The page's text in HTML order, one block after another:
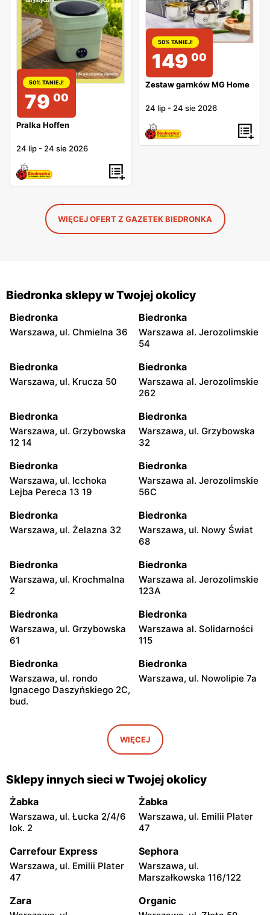
50% TANIEJ!
79 00
Pralka Hoffen
24 lip - 24 sie 2026
50% TANIEJ!
149 00
Zestaw garnków MG Home
24 lip - 24 sie 2026
WIĘCEJ OFERT Z GAZETEK BIEDRONKA
Biedronka sklepy w Twojej okolicy
Biedronka
Warszawa, ul. Chmielna 36
Biedronka
Warszawa al. Jerozolimskie
54
Biedronka
Warszawa, ul. Krucza 50
Biedronka
Warszawa al. Jerozolimskie
262
Biedronka
Warszawa, ul. Grzybowska
12 14
Biedronka
Warszawa, ul. Grzybowska
32
Biedronka
Warszawa, ul. Icchoka
Lejba Pereca 13 19
Biedronka
Warszawa al. Jerozolimskie
56C
Biedronka
Warszawa, ul. Żelazna 32
Biedronka
Warszawa, ul. Nowy Świat
68
Biedronka
Warszawa, ul. Krochmalna
2
Biedronka
Warszawa al. Jerozolimskie
123A
Biedronka
Warszawa, ul. Grzybowska
61
Biedronka
Warszawa al. Solidarności
115
Biedronka
Warszawa, ul. rondo
Ignacego Daszyńskiego 2C,
bud.
Biedronka
Warszawa, ul. Nowolipie 7a
Warszawa, ul. Ogrodowa 58
Biedronka
Warszawa al. Solidarności
86 88
Biedronka
Warszawa, ul. Dobra 42
Biedronka
Warszawa, ul. Juliana
Ursyna Niemcewicza 8
Biedronka Biedronka
Ursyna Niemcewicza 26
Biedronka
Bonifraterska 6
Biedronka
6
WIĘCEJ
Sklepy innych sieci w Twojej okolicy
Żabka
Warszawa, ul. Łucka 2/4/6
lok. 2
Żabka
Warszawa, ul. Emilii Plater
47
Carrefour Express
Warszawa, ul. Emilii Plater
47
Sephora
Warszawa, ul.
Marszałkowska 116/122
Zara Organic